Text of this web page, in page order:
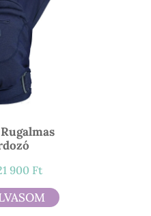
900 FtÁrtartomány:
6
900 Ft